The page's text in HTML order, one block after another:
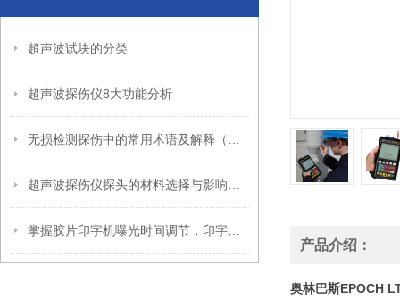
超声波试块的分类
超声波探伤仪8大功能分析
产品介绍：
奥林巴斯EPOCH